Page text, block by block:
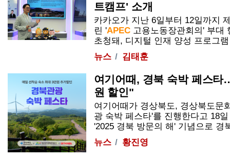
트캠프' 소개
카카오가 지난 6일부터 12일까지
린 'APEC고용노동장관회의' 부대
초청돼, 디지털 인재 양성 프로그
뉴스
김태훈
여기어때, 경북 숙박 페스
원 할인"
여기어때가 경상북도, 경상북도문
광 숙박 페스타'를 진행한다고 18
'2025 경북 방문의 해' 기념으로 경
뉴스
황진영